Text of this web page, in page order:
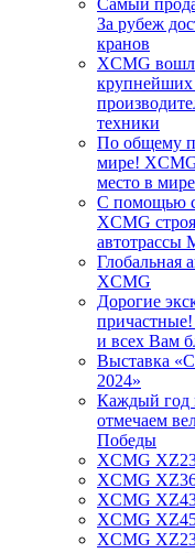
Самый
За рубеж
кранов
XCMG
техники
По общему
мире!
место в
С помощью
XCMG
автотрассы
Глобальная
XCMG
Дорогие
и всех Вам
Выставка
2024»
Каждый год
отмечаем
Победы
XCMG
XCMG
XCMG
XCMG
XCMG